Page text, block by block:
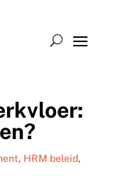
, HRM beleid,